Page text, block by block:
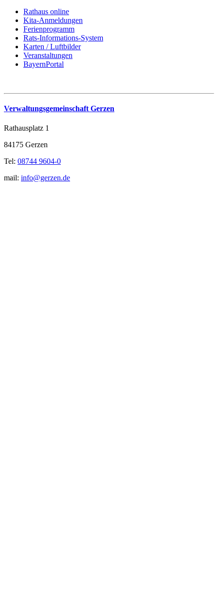
Rathaus online
Kita-Anmeldungen
Ferienprogramm
Rats-Informations-System
Karten / Luftbilder
Veranstaltungen
BayernPortal
Verwaltungsgemeinschaft Gerzen
Rathausplatz 1
84175 Gerzen
Tel: 08744 9604-0
mail: info@gerzen.de